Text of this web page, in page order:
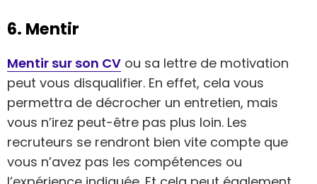
6. Mentir
Mentir sur son CV ou sa lettre de motivation
peut vous disqualifier. En effet, cela vous
permettra de décrocher un entretien, mais
vous n’irez peut-être pas plus loin. Les
recruteurs se rendront bien vite compte que
vous n’avez pas les compétences ou